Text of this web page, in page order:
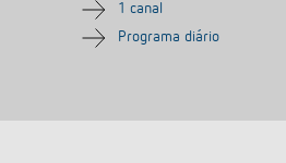
1 canal
Programa diário